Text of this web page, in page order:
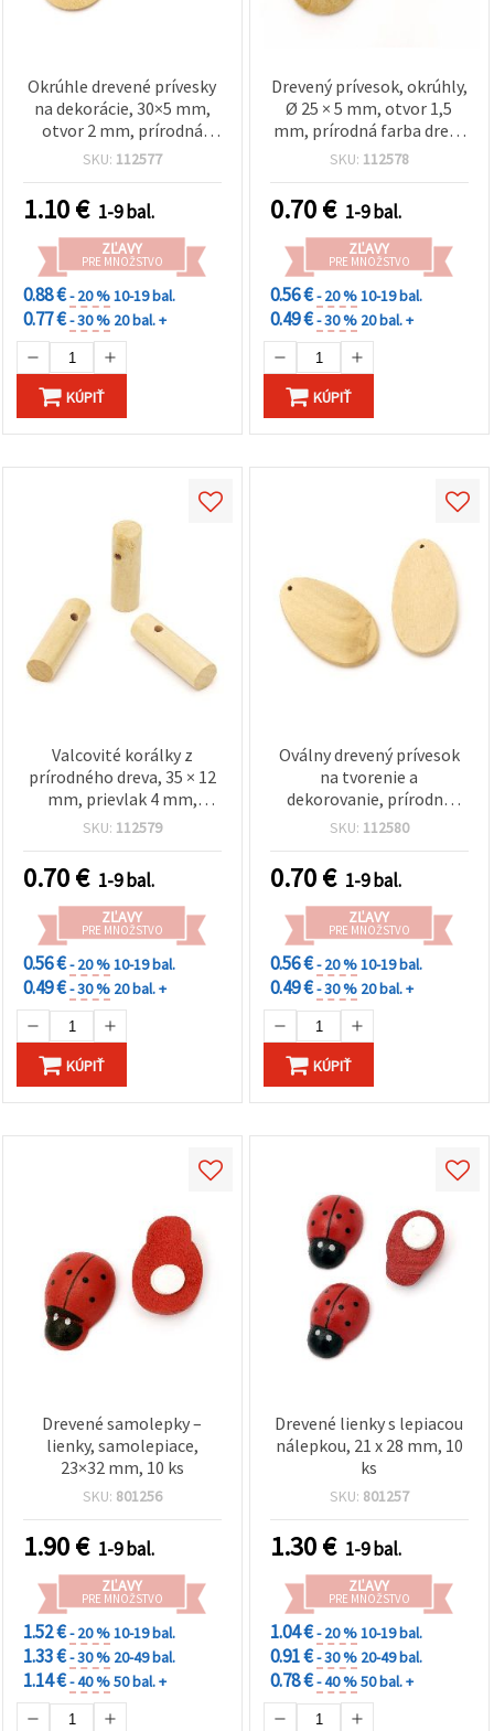
Okrúhle drevené prívesky
na dekorácie, 30×5 mm,
otvor 2 mm, prírodná
farba dreva – 10 ks
SKU: 112577
1.10€ 1-9 bal.
ZĽAVY
PRE MNOŽSTVO
0.88 €- 20 %10-19 bal.
0.77 €- 30 % 20 bal. +
KÚPIŤ
Drevený prívesok, okrúhly,
Ø 25 × 5 mm, otvor 1,5
mm, prírodná farba dreva
– 10 ks
SKU: 112578
0.70€ 1-9 bal.
ZĽAVY
PRE MNOŽSTVO
0.56 €- 20 %10-19 bal.
0.49 €- 30 % 20 bal. +
KÚPIŤ
Valcovité korálky z
prírodného dreva, 35 × 12
mm, prievlak 4 mm,
prírodná úprava – sada 5
DIY dekorácie
SKU: 112579
0.70€ 1-9 bal.
ZĽAVY
PRE MNOŽSTVO
0.56 €- 20 %10-19 bal.
0.49 €- 30 % 20 bal. +
KÚPIŤ
Oválny drevený prívesok
na tvorenie a
dekorovanie, prírodná
farba dreva, 57x31x6 mm,
SKU: 112580
0.70€ 1-9 bal.
ZĽAVY
PRE MNOŽSTVO
0.56 €- 20 %10-19 bal.
0.49 €- 30 % 20 bal. +
KÚPIŤ
Drevené samolepky –
lienky, samolepiace,
23×32 mm, 10 ks
SKU: 801256
1.90€ 1-9 bal.
ZĽAVY
PRE MNOŽSTVO
1.52 €- 20 %10-19 bal.
1.33 €- 30 % 20-49 bal.
1.14 €- 40 %50 bal. +
Drevené lienky s lepiacou
nálepkou, 21 x 28 mm, 10
ks
SKU: 801257
1.30€ 1-9 bal.
ZĽAVY
PRE MNOŽSTVO
1.04 €- 20 %10-19 bal.
0.91 €- 30 % 20-49 bal.
0.78 €- 40 %50 bal. +